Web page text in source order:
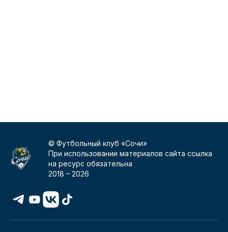
© Футбольный клуб «Сочи»
При использовании материалов сайта ссылка
на ресурс обязательна
2018 –2026